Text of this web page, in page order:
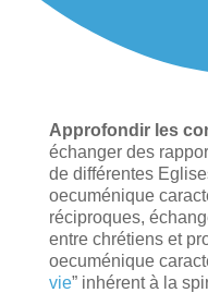
Approfondir les
échanger des
de différentes
oecuménique
réciproques,
entre chrétiens et
oecuménique
vie” inhérent à la